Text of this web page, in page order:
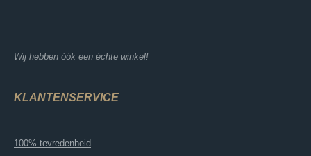
Wij hebben óók een échte winkel!
KLANTENSERVICE
100% tevredenheid